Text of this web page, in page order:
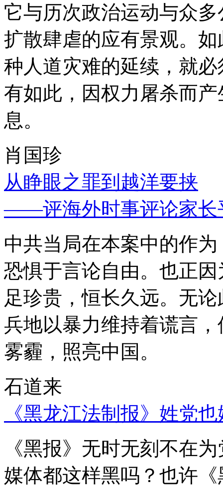
它与历次政治运动与众
扩散肆虐的应有景观。
种人道灾难的延续，就
有如此，因权力屠杀而
息。
肖国珍
从睁眼之罪到越洋要挟
——评海外时事评论家长
中共当局在本案中的作
恐惧于言论自由。也正
足珍贵，恒长久远。无
兵地以暴力维持着谎言
雾霾，照亮中国。
石道来
《黑龙江法制报》姓党
《黑报》无时无刻不在
媒体都这样黑吗？也许